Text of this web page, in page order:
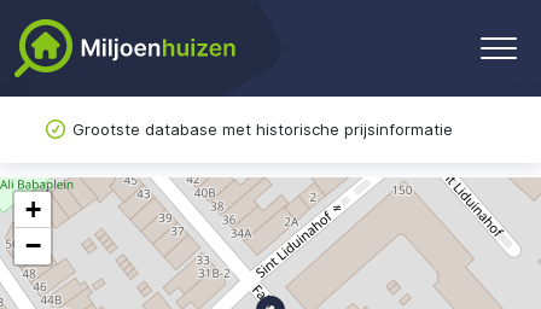
Grootste database met historische prijsinformatie
+
−